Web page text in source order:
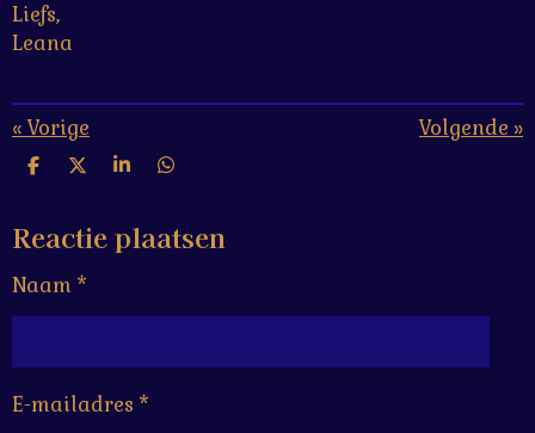
Liefs,
Leana
«Vorige Volgende »
D
e
n
D
l
S
r
e
D
e
n
Reactie plaatsen
Naam *
E-mailadres *